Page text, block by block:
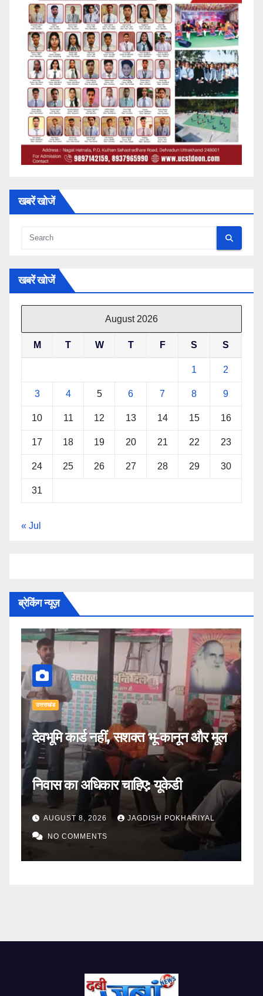
खबरें खोजें
खबरें खोजें
August 2026
M T W T F S S
1 2
3 4 5 6 7 8 9
10 11 12 13 14 15 16
17 18 19 20 21 22 23
24 25 26 27 28 29 30
31
« Jul
ब्रेकिंग न्यूज़
उत्तराखंड
बदरीनाथ मंदिर चढ़ावा चोरी: एसआईटी ने
तीसरे आरोपी को दबोचा
AUGUST 7, 2026 JAGDISH POKHARIYAL
NO COMMENTS